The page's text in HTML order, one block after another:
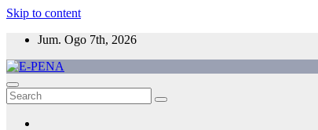
Skip to content
Jum. Ogo 7th, 2026
E-PENA
Berita Digital Terkini